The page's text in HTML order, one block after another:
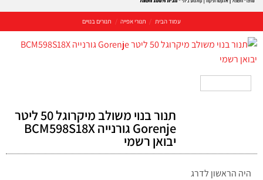
עמוד הבית / תנורי אפייה / תנורים בנויים
תנור בנוי משולב מיקרוגל 50 ליטר
Gorenje גורנייה BCM598S18X
יבואן רשמי
היה הראשון לדרג